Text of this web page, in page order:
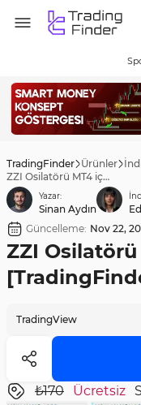
TradingFinder Ürünler
ZZI Osilatörü MT4 için İndir – [TradingFinder]
Yazar:
Sinan Aydın
Güncelleme: Nov 22,
ZZI
TradingView
₺170 Ücretsiz